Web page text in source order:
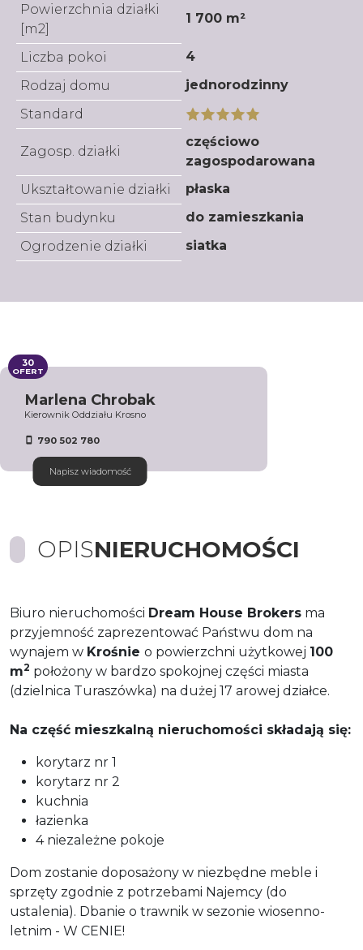
Powierzchnia działki
[m2]
1 700 m²
Liczba pokoi
4
Rodzaj domu
jednorodzinny
Standard
Zagosp. działki
częściowo
zagospodarowana
Ukształtowanie działki
płaska
Stan budynku
do zamieszkania
Ogrodzenie działki
siatka
Marlena Chrobak
Kierownik Oddziału Krosno
790 502 780
Napisz wiadomość
30
OFERT
OPISNIERUCHOMOŚCI
Biuro nieruchomości Dream House Brokers ma
przyjemność zaprezentować Państwu dom na
wynajem w Krośnie o powierzchni użytkowej 100
m2 położony w bardzo spokojnej części miasta
(dzielnica Turaszówka) na dużej 17 arowej działce.
Na część mieszkalną nieruchomości składają się:
korytarz nr 1
korytarz nr 2
kuchnia
łazienka
4 niezależne pokoje
Dom zostanie doposażony w niezbędne meble i
sprzęty zgodnie z potrzebami Najemcy (do
ustalenia). Dbanie o trawnik w sezonie wiosenno-
letnim - W CENIE!